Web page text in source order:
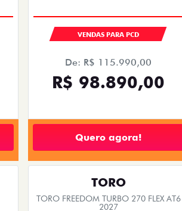
VENDAS PARA PCD
De: R$ 115.990,00
R$ 98.890,00
Quero agora!
TORO
TORO FREEDOM TURBO 270 FLEX AT6
2027